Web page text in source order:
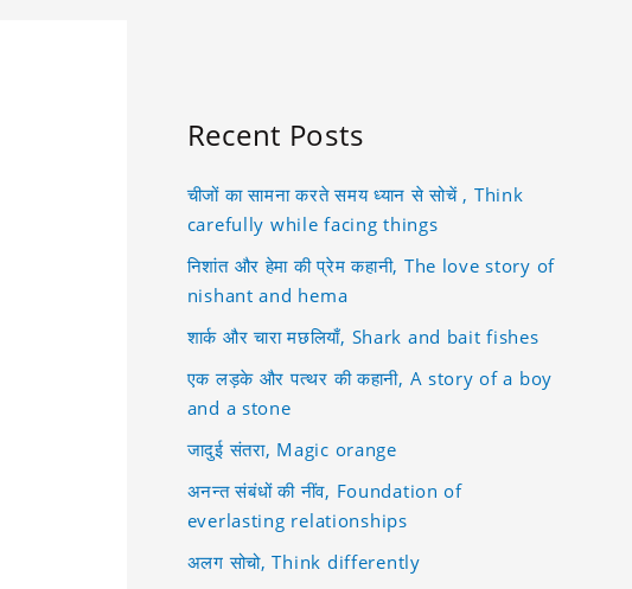
Recent Posts
चीजों का सामना करते समय ध्यान से सोचें , Think
carefully while facing things
निशांत और हेमा की प्रेम कहानी, The love story of
nishant and hema
शार्क और चारा मछलियाँ, Shark and bait fishes
एक लड़के और पत्थर की कहानी, A story of a boy
and a stone
जादुई संतरा, Magic orange
अनन्त संबंधों की नींव, Foundation of
everlasting relationships
अलग सोचो, Think differently